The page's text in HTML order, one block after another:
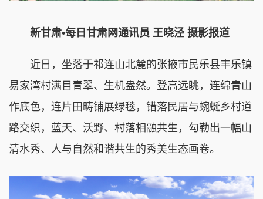
新甘肃•每日甘肃网通讯员 王晓泾 摄影报道
近日，坐落于祁连山北麓的张掖市民乐县丰乐镇
易家湾村满目青翠、生机盎然。登高远眺，连绵青山
作底色，连片田畴铺展绿毯，错落民居与蜿蜒乡村道
路交织，蓝天、沃野、村落相融共生，勾勒出一幅山
清水秀、人与自然和谐共生的秀美生态画卷。